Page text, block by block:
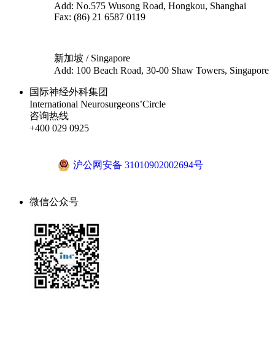
Add: No.575 Wusong Road, Hongkou, Shanghai
Fax: (86) 21 6587 0119
新加坡 / Singapore
Add: 100 Beach Road, 30-00 Shaw Towers, Singapore
国际神经外科集团
International Neurosurgeons’Circle
咨询热线
+400 029 0925
沪公网安备 31010902002694号
微信公众号